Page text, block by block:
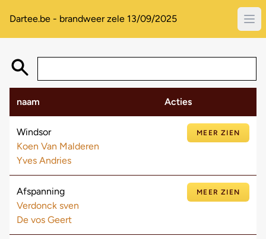
Dartee.be - brandweer zele 13/09/2025
naam Acties
Windsor
Koen Van Malderen
Yves Andries
MEER ZIEN
Afspanning
Verdonck sven
De vos Geert
MEER ZIEN